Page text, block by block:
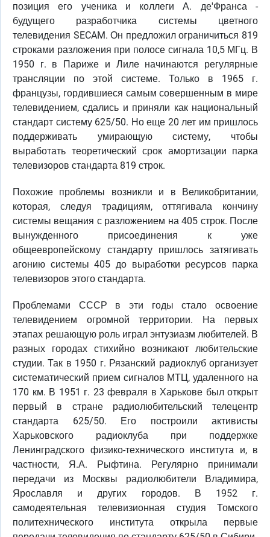
позиция его ученика и коллеги А. де'Франса -
будущего разработчика системы цветного
телевидения SECAM. Он предложил ограничиться 819
строками разложения при полосе сигнала 10,5 МГц. В
1950 г. в Париже и Лиле начинаются регулярные
трансляции по этой системе. Только в 1965 г.
французы, гордившиеся самым совершенным в мире
телевидением, сдались и приняли как национальный
стандарт систему 625/50. Но еще 20 лет им пришлось
поддерживать умирающую систему, чтобы
выработать теоретический срок амортизации парка
телевизоров стандарта 819 строк.
Похожие проблемы возникли и в Великобритании,
которая, следуя традициям, оттягивала кончину
системы вещания с разложением на 405 строк. После
вынужденного присоединения к уже
общеевропейскому стандарту пришлось затягивать
агонию системы 405 до выработки ресурсов парка
телевизоров этого стандарта.
Проблемами СССР в эти годы стало освоение
телевидением огромной территории. На первых
этапах решающую роль играл энтузиазм любителей. В
разных городах стихийно возникают любительские
студии. Так в 1950 г. Рязанский радиоклуб организует
систематический прием сигналов МТЦ, удаленного на
170 км. В 1951 г. 23 февраля в Харькове был открыт
первый в стране радиолюбительский телецентр
стандарта 625/50. Его построили активисты
Харьковского радиоклуба при поддержке
Ленинградского физико-технического института и, в
частности, Я.А. Рыфтина. Регулярно принимали
передачи из Москвы радиолюбители Владимира,
Ярославля и других городов. В 1952 г.
самодеятельная телевизионная студия Томского
политехнического института открыла первые